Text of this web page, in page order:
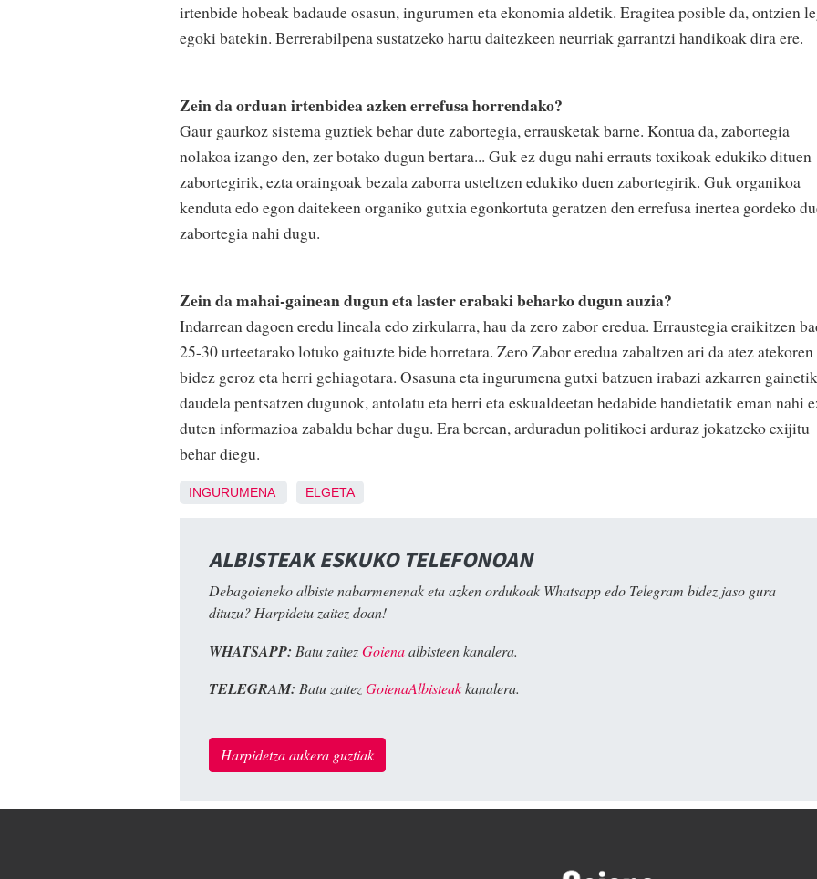
irtenbide hobeak badaude osasun, ingurumen eta ekonomia aldetik. Eragitea posible da, ontzien
egoki batekin. Berrerabilpena sustatzeko hartu daitezkeen neurriak garrantzi handikoak dira ere.
Zein da orduan irtenbidea azken errefusa horrendako?
Gaur gaurkoz sistema guztiek behar dute zabortegia, errausketak barne. Kontua da, zabortegia
nolakoa izango den, zer botako dugun bertara... Guk ez dugu nahi errauts toxikoak edukiko dituen
zabortegirik, ezta oraingoak bezala zaborra usteltzen edukiko duen zabortegirik. Guk organikoa
kenduta edo egon daitekeen organiko gutxia egonkortuta geratzen den errefusa inertea gordeko
zabortegia nahi dugu.
Zein da mahai-gainean dugun eta laster erabaki beharko dugun auzia?
Indarrean dagoen eredu lineala edo zirkularra, hau da zero zabor eredua. Erraustegia eraikitzen
25-30 urteetarako lotuko gaituzte bide horretara. Zero Zabor eredua zabaltzen ari da atez atekoren
bidez geroz eta herri gehiagotara. Osasuna eta ingurumena gutxi batzuen irabazi azkarren gainetik
daudela pentsatzen dugunok, antolatu eta herri eta eskualdeetan hedabide handietatik eman nahi
duten informazioa zabaldu behar dugu. Era berean, arduradun politikoei arduraz jokatzeko exijitu
behar diegu.
INGURUMENA ELGETA
ALBISTEAK ESKUKO TELEFONOAN
Debagoieneko albiste nabarmenenak eta azken ordukoak Whatsapp edo Telegram bidez jaso gura
dituzu? Harpidetu zaitez doan!
WHATSAPP: Batu zaitezGoienaalbisteen kanalera.
TELEGRAM: Batu zaitezGoienaAlbisteakkanalera.
Harpidetza aukera guztiak